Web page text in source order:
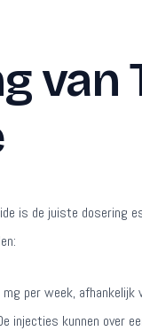
van
is de juiste dosering
per week, afhankelijk
injecties kunnen over